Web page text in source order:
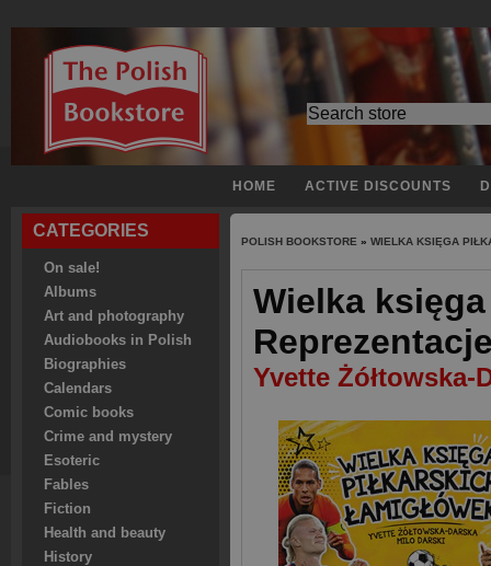
HOME ACTIVE DISCOUNTS
CATEGORIES
On sale!
Albums
Art and photography
Audiobooks in Polish
Biographies
Calendars
Comic books
Crime and mystery
Esoteric
Fables
Fiction
Health and beauty
History
POLISH BOOKSTORE » WIELKA KSIĘGA
Wielka księga
Yvette Żółtowska-